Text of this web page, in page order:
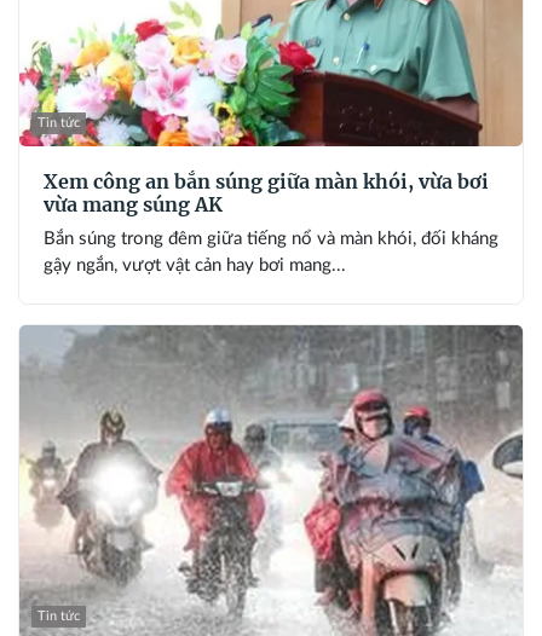
Tin tức
Xem công an bắn súng giữa màn khói, vừa bơi
vừa mang súng AK
Bắn súng trong đêm giữa tiếng nổ và màn khói, đối kháng
gậy ngắn, vượt vật cản hay bơi mang...
Tin tức